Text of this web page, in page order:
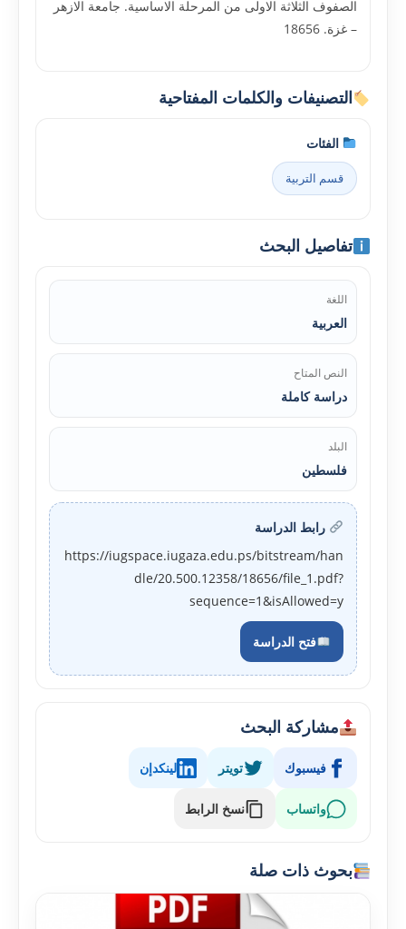
الصفوف الثلاثة الاولى من المرحلة الاساسية. جامعة الازهر
– غزة. 18656
التصنيفات والكلمات المفتاحية
الفئات
قسم التربية
تفاصيل البحث
اللغة
العربية
النص المتاح
دراسة كاملة
البلد
فلسطين
رابط الدراسة
https://iugspace.iugaza.edu.ps/bitstream/han
dle/20.500.12358/18656/file_1.pdf?
sequence=1&isAllowed=y
فتح الدراسة
مشاركة البحث
فيسبوك تويتر لينكدإن
واتساب نسخ الرابط
بحوث ذات صلة